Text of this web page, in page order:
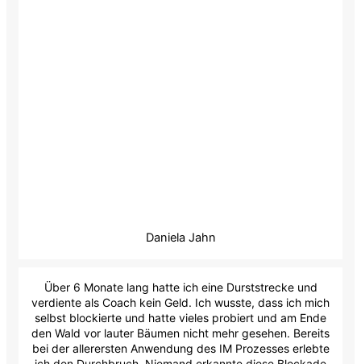
Daniela Jahn
Über 6 Monate lang hatte ich eine Durststrecke und
verdiente als Coach kein Geld. Ich wusste, dass ich mich
selbst blockierte und hatte vieles probiert und am Ende
den Wald vor lauter Bäumen nicht mehr gesehen. Bereits
bei der allerersten Anwendung des IM Prozesses erlebte